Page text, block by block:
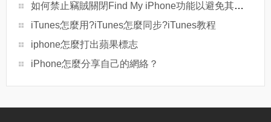
如何禁止竊賊關閉Find My iPhone功能以避免其功能失效
iTunes怎麼用?iTunes怎麼同步?iTunes教程
iphone怎麼打出蘋果標志
iPhone怎麼分享自己的網絡？